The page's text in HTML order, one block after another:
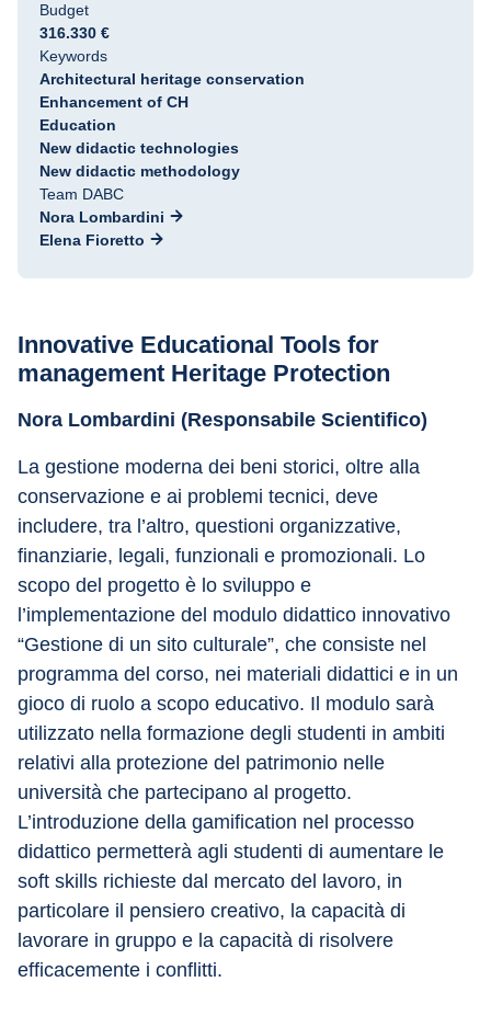
Budget
316.330 €
Keywords
Architectural heritage conservation
Enhancement of CH
Education
New didactic technologies
New didactic methodology
Team DABC
Nora Lombardini
Elena Fioretto
Innovative Educational Tools for
management Heritage Protection
Nora Lombardini (Responsabile Scientifico)
La gestione moderna dei beni storici, oltre alla
conservazione e ai problemi tecnici, deve
includere, tra l’altro, questioni organizzative,
finanziarie, legali, funzionali e promozionali. Lo
scopo del progetto è lo sviluppo e
l’implementazione del modulo didattico innovativo
“Gestione di un sito culturale”, che consiste nel
programma del corso, nei materiali didattici e in un
gioco di ruolo a scopo educativo. Il modulo sarà
utilizzato nella formazione degli studenti in ambiti
relativi alla protezione del patrimonio nelle
università che partecipano al progetto.
L’introduzione della gamification nel processo
didattico permetterà agli studenti di aumentare le
soft skills richieste dal mercato del lavoro, in
particolare il pensiero creativo, la capacità di
lavorare in gruppo e la capacità di risolvere
efficacemente i conflitti.